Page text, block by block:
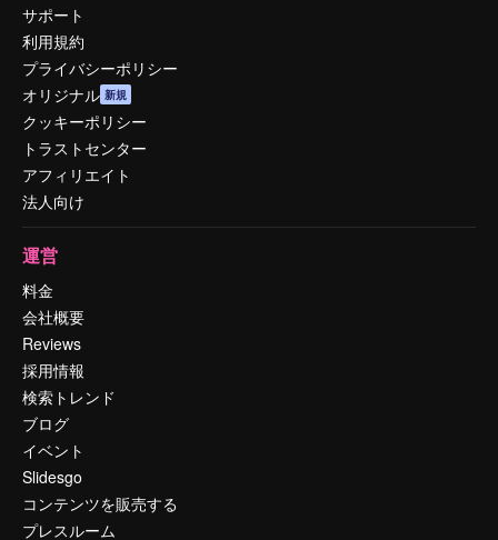
サポート
利用規約
プライバシーポリシー
オリジナル 新規
クッキーポリシー
トラストセンター
アフィリエイト
法人向け
運営
料金
会社概要
Reviews
採用情報
検索トレンド
ブログ
イベント
Slidesgo
コンテンツを販売する
プレスルーム